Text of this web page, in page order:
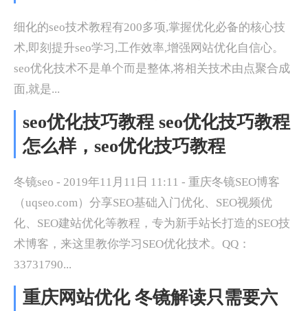
细化的seo技术教程有200多项,掌握优化必备的核心技
术,即刻提升seo学习,工作效率,增强网站优化自信心。
seo优化技术不是单个而是整体,将相关技术由点聚合成
面,就是...
seo优化技巧教程 seo优化技巧教程
怎么样，seo优化技巧教程
冬镜seo - 2019年11月11日 11:11 - 重庆冬镜SEO博客
（uqseo.com）分享SEO基础入门优化、SEO视频优
化、SEO建站优化等教程，专为新手站长打造的SEO技
术博客，来这里教你学习SEO优化技术。QQ：
33731790...
重庆网站优化 冬镜解读只需要六